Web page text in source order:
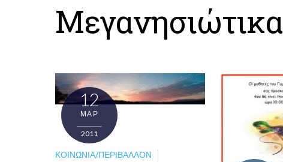
Μεγανησιώτικα
12
ΜΑΡ
2011
ΚΟΙΝΩΝΊΑ/ΠΕΡΙΒΆΛΛΟΝ